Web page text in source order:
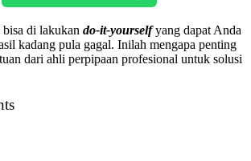
di lakukan do-it-yourselfyang dapat Anda
kadang pula gagal. Inilah mengapa penting
dari ahli perpipaan profesional untuk solusi